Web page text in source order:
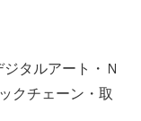
タルアート・Ｎ
クチェーン・取